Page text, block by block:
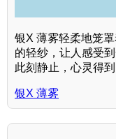
银X 薄雾轻柔地笼
的轻纱，让人感受
此刻静止，心灵得到
银X 薄雾